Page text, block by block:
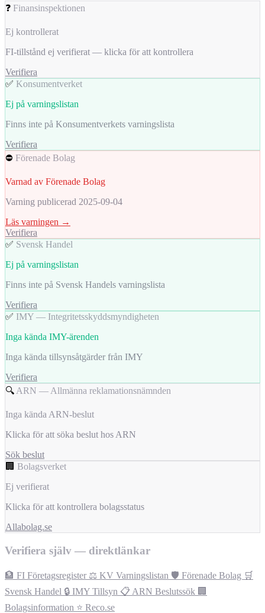
❓ Finansinspektionen
Ej kontrollerat
FI-tillstånd ej verifierat — klicka för att kontrollera
Verifiera
✅ Konsumentverket
Ej på varningslistan
Finns inte på Konsumentverkets varningslista
Verifiera
⛔ Förenade Bolag
Varnad av Förenade Bolag
Varning publicerad 2025-09-04
Läs varningen →
Verifiera
✅ Svensk Handel
Ej på varningslistan
Finns inte på Svensk Handels varningslista
Verifiera
✅ IMY — Integritetsskyddsmyndigheten
Inga kända IMY-ärenden
Inga kända tillsynsåtgärder från IMY
Verifiera
🔍 ARN — Allmänna reklamationsnämnden
Inga kända ARN-beslut
Klicka för att söka beslut hos ARN
Sök beslut
🏢 Bolagsverket
Ej verifierat
Klicka för att kontrollera bolagsstatus
Allabolag.se
Verifiera själv — direktlänkar
🏦 FI Företagsregister ⚖️ KV Varningslistan 🛡️ Förenade Bolag 🛒
Svensk Handel 🔒 IMY Tillsyn 📋 ARN Beslutssök 🏢
Bolagsinformation ⭐ Reco.se